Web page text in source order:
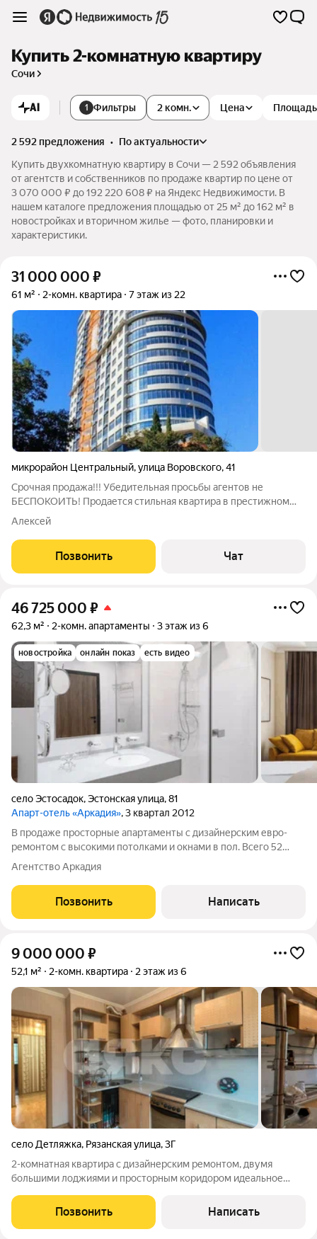
Купить 2-комнатную квартиру
Сочи
AI 1 Фильтры 2 комн. Цена Площадь
2 592 предложения •
по актуальности
Купить двухкомнатную квартиру в Сочи — 2 592 объявления
от агентств и собственников по продаже квартир по цене от
3 070 000 ₽ до 192 220 608 ₽ на Яндекс Недвижимости. В
нашем каталоге предложения площадью от 25 м² до 162 м² в
новостройках и вторичном жилье — фото, планировки и
характеристики.
31 000 000 ₽
61 м² 2-комн. квартира 7 этаж из 22
микрорайон Центральный,улица Воровского,41
Срочная продажа!!! Убедительная просьбы агентов не
БЕСПОКОИТЬ! Продается стильная квартира в престижном
жилом комплексе на улице Воровского. Это выбор для тех, кто
высокий уровень сервиса. Вокруг
Алексей
Позвонить Чат
46 725 000 ₽
62,3 м² 2-комн. апартаменты 3 этаж из 6
новостройка онлайн показ есть видео
село Эстосадок,Эстонская улица,81
Апарт-отель «Аркадия», 3 квартал 2012
В продаже просторные апартаменты с дизайнерским евро-
ремонтом с высокими потолками и окнами в пол. Всего 52
апартамента в отеле "Аркадия". Это инвестиционное
приобретение может использоваться для пассивного дохода.
Апартаменты сдаются в аренду
Агентство Аркадия
Позвонить Написать
9 000 000 ₽
52,1 м² 2-комн. квартира 2 этаж из 6
село Детляжка, Рязанская улица,3Г
2-комнатная квартира с дизайнерским ремонтом, двумя
большими лоджиями и просторным коридором идеальное
лоджии оборудован отдельный кабинет: тихое пространство
для удалённой работы или учебы
Позвонить Написать